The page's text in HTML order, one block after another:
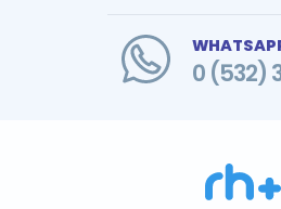
0 (532)